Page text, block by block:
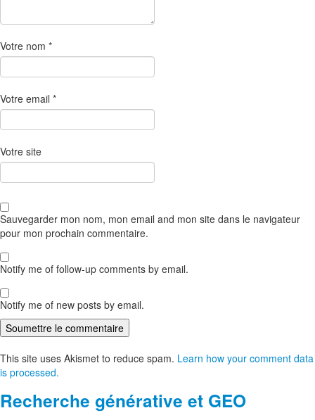
Votre nom *
Votre email *
Votre site
Sauvegarder mon nom, mon email and mon site dans le navigateur
pour mon prochain commentaire.
Notify me of follow-up comments by email.
Notify me of new posts by email.
This site uses Akismet to reduce spam. Learn how your comment data
is processed.
Recherche générative et GEO